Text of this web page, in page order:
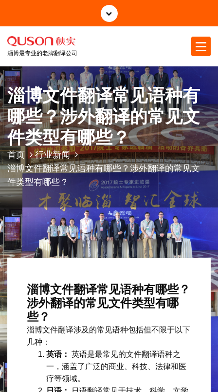
正
淄博最专业的老牌翻译公司
淄博文件翻译常见语种有
哪些？涉外翻译的常见文
件类型有哪些？
首页
行业新闻
淄博文件翻译常见语种有哪些？涉外翻译的常见文
件类型有哪些？
淄博文件翻译常见语种有哪些？
涉外翻译的常见文件类型有哪
些？
淄博文件翻译涉及的常见语种包括但不限于以下
几种：
英语： 英语是最常见的文件翻译语种之
一，涵盖了广泛的商业、科技、法律和医
疗等领域。